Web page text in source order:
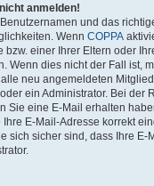
anmelden!
und das
Wenn COPPA
einer Ihrer Eltern oder
Wenn dies nicht der Fall ist,
neu angemeldeten
ein Administrator. Bei der
Sie eine E-Mail erhalten
E-Mail-Adresse korrekt
sich sicher sind, dass Ihre